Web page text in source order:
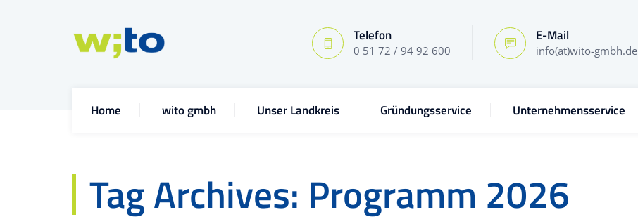
Telefon
0 51 72 / 94 92 600
E-Mail
info(at)wito-gmbh.de
Home wito gmbh Unser Landkreis Gründungsservice Unternehmensservice
Tag Archives: Programm 2026